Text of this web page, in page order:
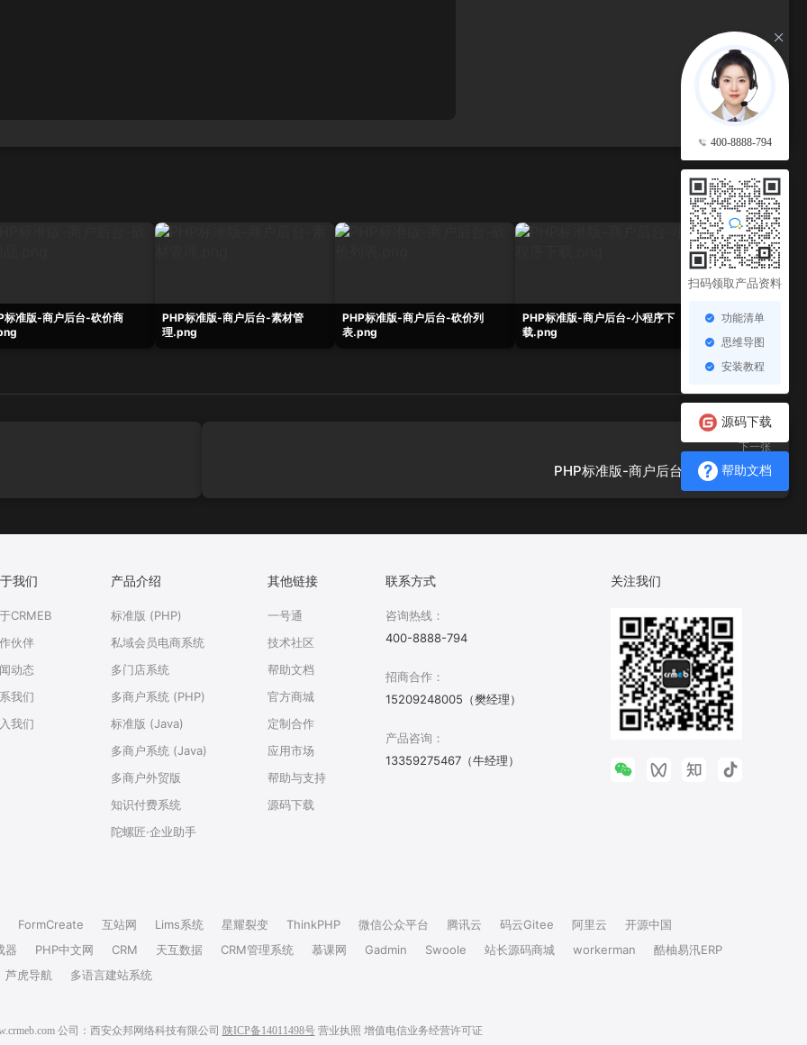
400-8888-794
扫码领取产品资料
功能清单
思维导图
安装教程
源码下载
帮助文档
查看更多 →
标准版-商户后台-砍价商
PHP标准版-商户后台-素材管
理.png
PHP标准版-商户后台-砍价列
表.png
PHP标准版-商户后台-小程序下
载.png
PHP标准版-商户后
下一张
PHP标准版-商户后台-用户等级.png
我们
CRMEB
伙伴
动态
我们
我们
产品介绍
标准版 (PHP)
私域会员电商系统
多门店系统
多商户系统 (PHP)
标准版 (Java)
多商户系统 (Java)
多商户外贸版
知识付费系统
陀螺匠·企业助手
其他链接
一号通
技术社区
帮助文档
官方商城
定制合作
应用市场
帮助与支持
源码下载
联系方式
咨询热线：
400-8888-794
招商合作：
15209248005（樊经理）
产品咨询：
13359275467（牛经理）
关注我们
FormCreate 互站网 Lims系统 星耀裂变 ThinkPHP 微信公众平台 腾讯云 码云Gitee 阿里云
开源中国
器
PHP中文网 CRM 天互数据 CRM管理系统 慕课网 Gadmin Swoole 站长源码商城 workerman
酷柚易汛ERP
芦虎导航
多语言建站系统
公司：西安众邦网络科技有限公司 陕ICP备14011498号 营业执照 增值电信业务经营许可证